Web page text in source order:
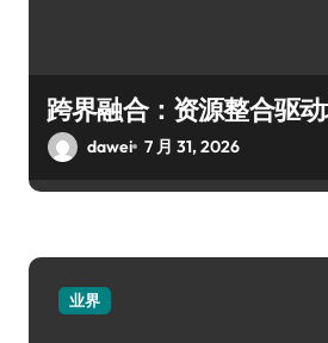
跨界融合：资源整合驱
dawei 7 月 31, 2026
业界